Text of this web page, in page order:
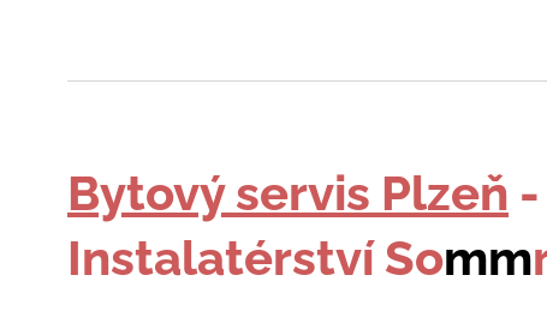
Bytový servis Plzeň -
Instalatérství Somm